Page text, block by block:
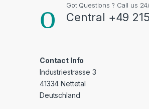
Got Questions ? Call us
Central +49
Contact Info
Industriestrasse 3
41334 Nettetal
Deutschland